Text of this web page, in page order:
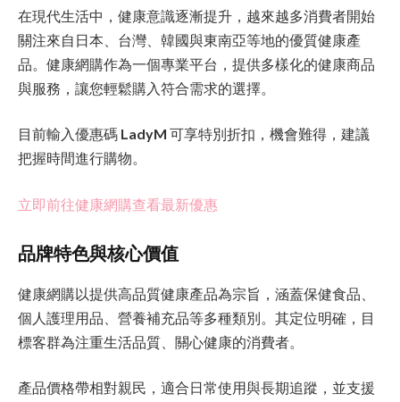
在現代生活中，健康意識逐漸提升，越來越多消費者開始
關注來自日本、台灣、韓國與東南亞等地的優質健康產
品。健康網購作為一個專業平台，提供多樣化的健康商品
與服務，讓您輕鬆購入符合需求的選擇。
目前輸入優惠碼 LadyM 可享特別折扣，機會難得，建議
把握時間進行購物。
立即前往健康網購查看最新優惠
品牌特色與核心價值
健康網購以提供高品質健康產品為宗旨，涵蓋保健食品、
個人護理用品、營養補充品等多種類別。其定位明確，目
標客群為注重生活品質、關心健康的消費者。
產品價格帶相對親民，適合日常使用與長期追蹤，並支援